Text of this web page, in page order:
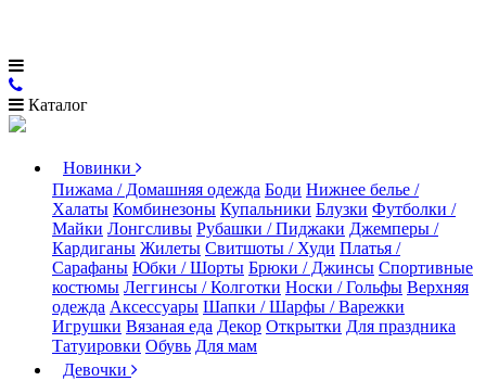
Каталог
Новинки
Пижама / Домашняя одежда Боди Нижнее белье /
Халаты Комбинезоны Купальники Блузки Футболки /
Майки Лонгсливы Рубашки / Пиджаки Джемперы /
Кардиганы Жилеты Свитшоты / Худи Платья /
Сарафаны Юбки / Шорты Брюки / Джинсы Спортивные
костюмы Леггинсы / Колготки Носки / Гольфы Верхняя
одежда Аксессуары Шапки / Шарфы / Варежки
Игрушки Вязаная еда Декор Открытки Для праздника
Татуировки Обувь Для мам
Девочки